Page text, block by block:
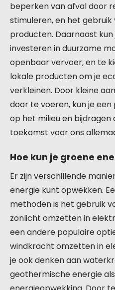
beperken van afval door
stimuleren, en het gebruik
producten. Daarnaast
investeren in duurzame
openbaar vervoer, en te
lokale producten om je
verkleinen. Door kleine
door te voeren, kun je
op het milieu en bijdragen
toekomst voor ons
Hoe kun je groene
Er zijn verschillende
energie kunt opwekken.
methoden is het gebruik
zonlicht omzetten in
een andere populaire
windkracht omzetten in
je ook denken aan
geothermische energie